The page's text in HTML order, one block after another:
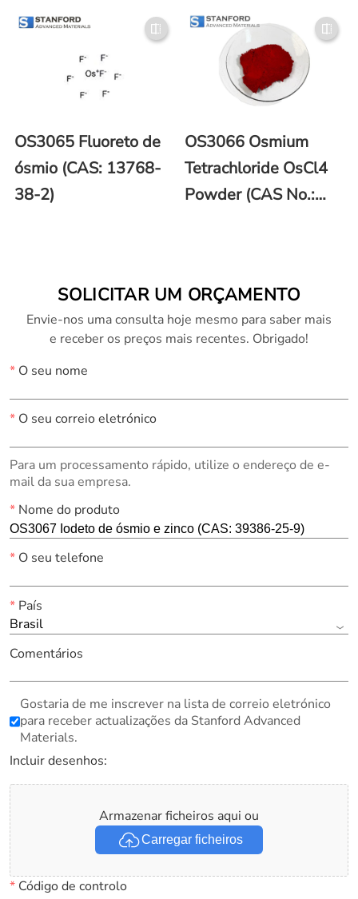
51-3)
OS3065 Fluoreto de
ósmio (CAS: 13768-
38-2)
OS3066 Osmium
Tetrachloride OsCl4
Powder (CAS No.:
SOLICITAR UM ORÇAMENTO
Envie-nos uma consulta hoje mesmo para saber mais
e receber os preços mais recentes. Obrigado!
*O seu nome
*O seu correio eletrónico
Para um processamento rápido, utilize o endereço de e-
mail da sua empresa.
*Nome do produto
*O seu telefone
*País
Brasil
Comentários
Gostaria de me inscrever na lista de correio eletrónico
para receber actualizações da Stanford Advanced
Materials.
Incluir desenhos:
Armazenar ficheiros aqui ou
Carregar ficheiros
*Código de controlo